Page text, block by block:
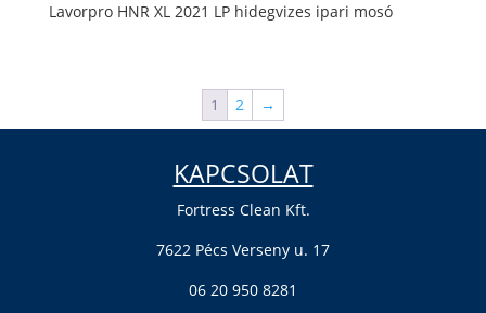
Lavorpro HNR XL 2021 LP hidegvizes ipari mosó
1 2 →
KAPCSOLAT
Fortress Clean Kft.
7622 Pécs Verseny u. 17
06 20 950 8281